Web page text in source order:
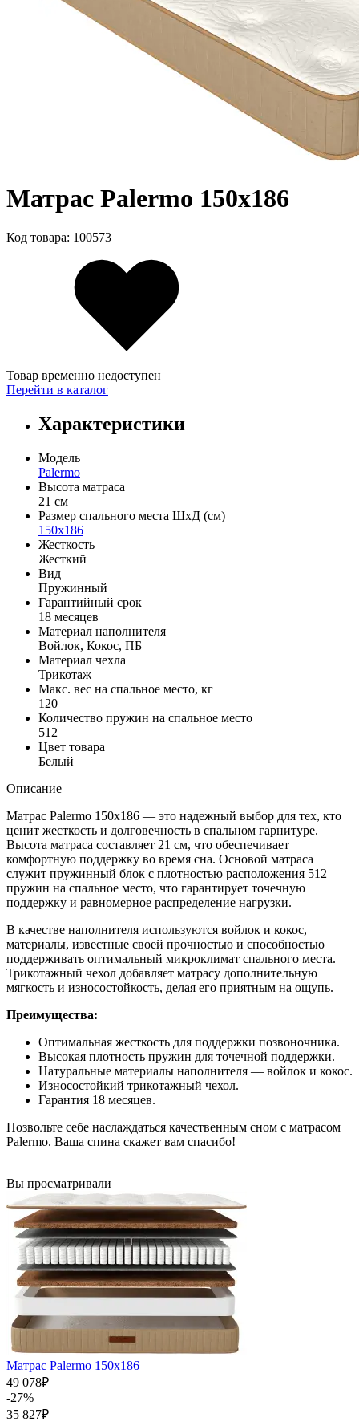
Матрас Palermo 150х186
Код товара: 100573
Товар временно недоступен
Перейти в каталог
Характеристики
Модель
Palermo
Высота матраса
21 см
Размер спального места ШхД (см)
150х186
Жесткость
Жесткий
Вид
Пружинный
Гарантийный срок
18 месяцев
Материал наполнителя
Войлок, Кокос, ПБ
Материал чехла
Трикотаж
Макс. вес на спальное место, кг
120
Количество пружин на спальное место
512
Цвет товара
Белый
Описание
Матрас Palermo 150х186 — это надежный выбор для тех, кто
ценит жесткость и долговечность в спальном гарнитуре.
Высота матраса составляет 21 см, что обеспечивает
комфортную поддержку во время сна. Основой матраса
служит пружинный блок с плотностью расположения 512
пружин на спальное место, что гарантирует точечную
поддержку и равномерное распределение нагрузки.
В качестве наполнителя используются войлок и кокос,
материалы, известные своей прочностью и способностью
поддерживать оптимальный микроклимат спального места.
Трикотажный чехол добавляет матрасу дополнительную
мягкость и износостойкость, делая его приятным на ощупь.
Преимущества:
Оптимальная жесткость для поддержки позвоночника.
Высокая плотность пружин для точечной поддержки.
Натуральные материалы наполнителя — войлок и кокос.
Износостойкий трикотажный чехол.
Гарантия 18 месяцев.
Позвольте себе наслаждаться качественным сном с матрасом
Palermo. Ваша спина скажет вам спасибо!
Вы просматривали
Матрас Palermo 150х186
49 078₽
-27%
35 827₽